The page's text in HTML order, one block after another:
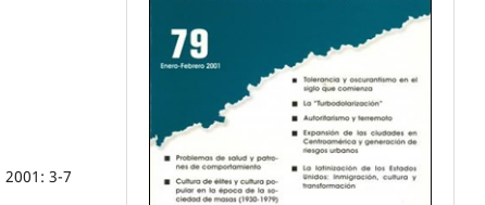
3-7